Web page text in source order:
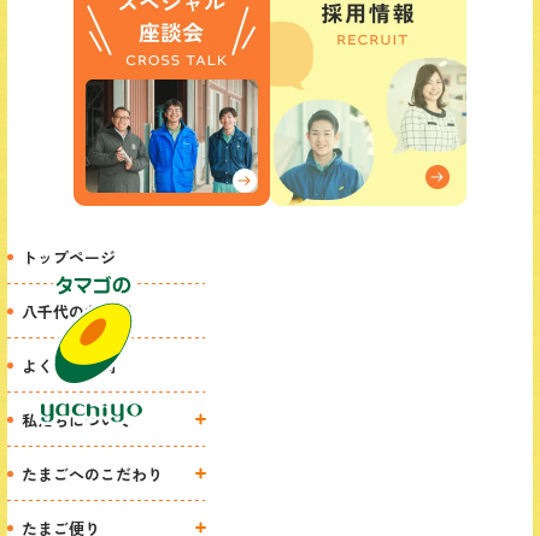
トップページ
八千代のたまご
よくある質問
私たちについて
八千代の想い
代表挨拶
たまごへのこだわり
たまご物語
たまご便り